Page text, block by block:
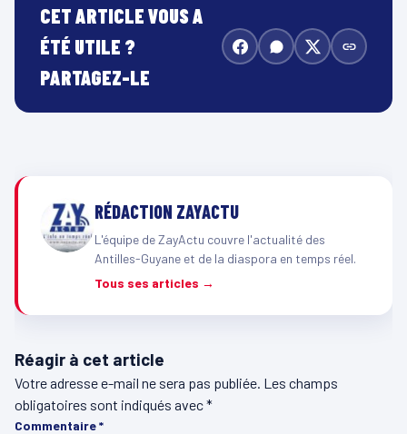
CET ARTICLE VOUS A
ÉTÉ UTILE ?
PARTAGEZ-LE
RÉDACTION ZAYACTU
L'équipe de ZayActu couvre l'actualité des
Antilles-Guyane et de la diaspora en temps réel.
Tous ses articles →
Réagir à cet article
Votre adresse e-mail ne sera pas publiée. Les champs
obligatoires sont indiqués avec*
Commentaire*